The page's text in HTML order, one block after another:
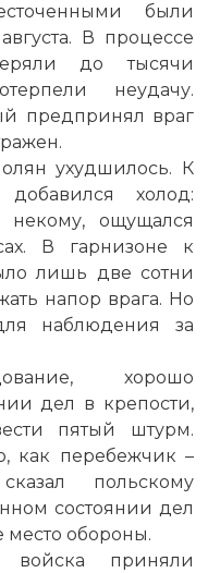
были
В процессе
до тысячи
неудачу.
предпринял враг
ухудшилось. К
холод:
некому, ощущался
В гарнизоне к
лишь две сотни
напор врага. Но
наблюдения за
хорошо
дел в крепости,
пятый штурм.
как перебежчик –
польскому
состоянии дел
место обороны.
приняли